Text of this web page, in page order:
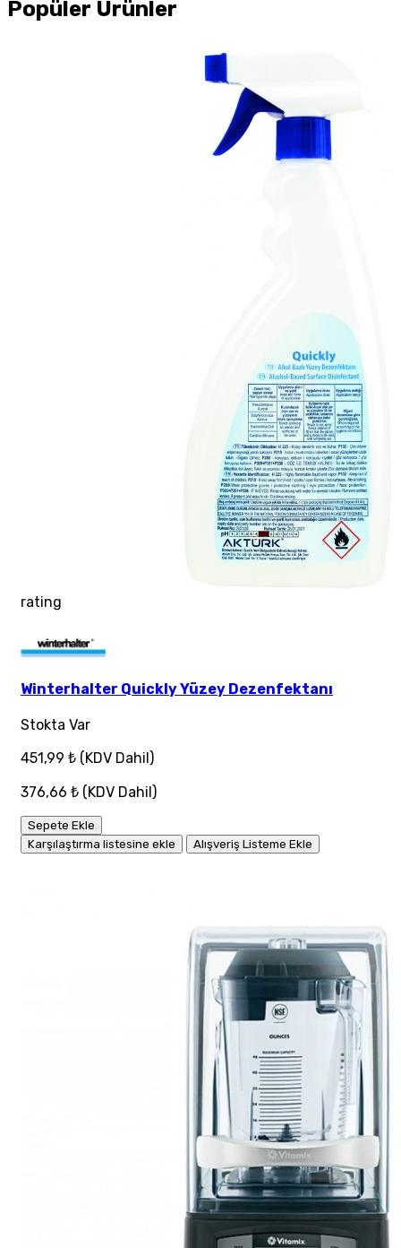
Popüler Ürünler
rating
Winterhalter Quickly Yüzey Dezenfektanı
Stokta Var
451,99 ₺ (KDV Dahil)
376,66 ₺ (KDV Dahil)
Sepete Ekle
Karşılaştırma listesine ekle
Alışveriş Listeme Ekle